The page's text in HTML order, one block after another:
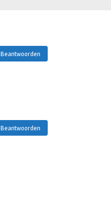
Beantwoorden
Beantwoorden